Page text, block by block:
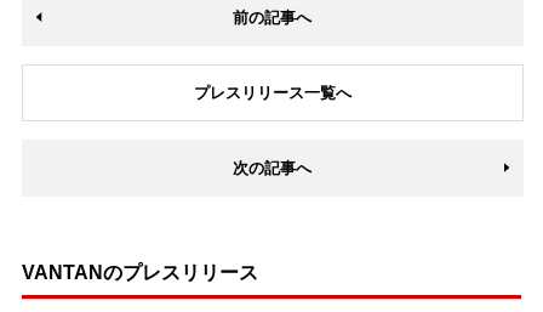
前の記事へ
プレスリリース一覧へ
次の記事へ
VANTANのプレスリリース